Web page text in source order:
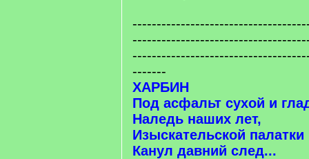
-------
ХАРБИН
Под асфальт сухой и
Наледь наших лет,
Изыскательской палатки
Канул давний след...